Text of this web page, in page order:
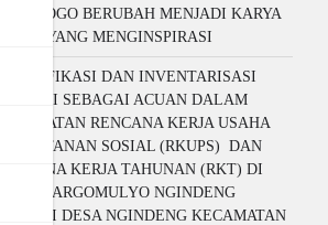
PONOROGO BERUBAH MENJADI KARYA
BESAR YANG MENGINSPIRASI
IDENTIFIKASI DAN INVENTARISASI
POTENSI SEBAGAI ACUAN DALAM
PEMBUATAN RENCANA KERJA USAHA
PERHUTANAN SOSIAL (RKUPS) DAN
RENCANA KERJA TAHUNAN (RKT) DI
LPHD MARGOMULYO NGINDENG
LESTARI DESA NGINDENG KECAMATAN